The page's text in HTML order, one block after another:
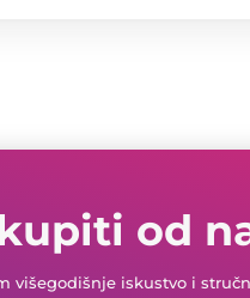
od
višegodišnje iskustvo i